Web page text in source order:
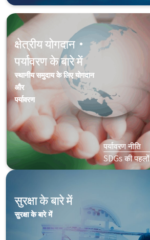
क्षेत्रीय योगदान・
पर्यावरण के बारे में
स्थानीय समुदाय के लिए योगदान
और
पर्यावरण
पर्यावरण नीति
SDGs की पहलों
सुरक्षा के बारे में
सुरक्षा के बारे में